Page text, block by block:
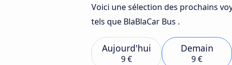
Voici une sélection des prochains
tels que BlaBlaCar Bus .
Aujourd'hui
9 €
Demain
9 €